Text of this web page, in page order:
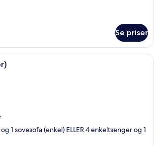
Se priser
Sengetøy av topp kvalitet,
1 sovesofa (enkel) ELLER 4 enkeltsenger og 1